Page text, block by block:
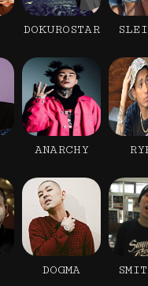
DOKUROSTAR
ANARCHY
DOGMA